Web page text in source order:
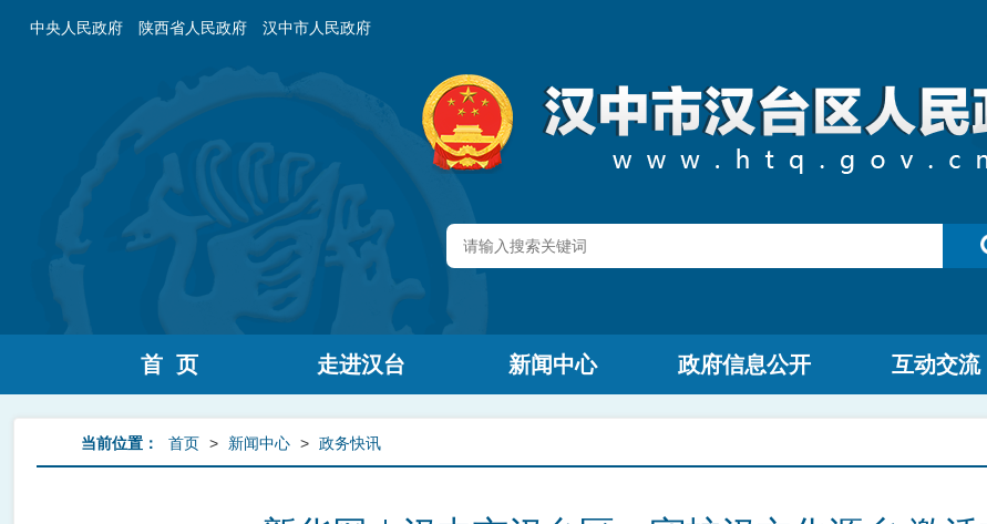
中央人民政府 陕西省人民政府 汉中市人民政府
首 页 走进汉台 新闻中心 政府信息公开 互动交流
当前位置： 首页 > 新闻中心 > 政务快讯